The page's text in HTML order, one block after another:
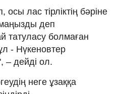
лас тірліктің бәріне
деп
татуласу болмаған
- Нүкеновтер
– дейді ол.
неге ұзаққа